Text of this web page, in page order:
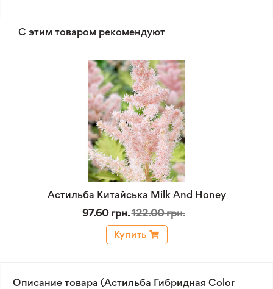
С этим товаром рекомендуют
Астильба Китайська Milk And Honey
97.60 грн. 122.00 грн.
Купить
Описание товара (Астильба Гибридная Color